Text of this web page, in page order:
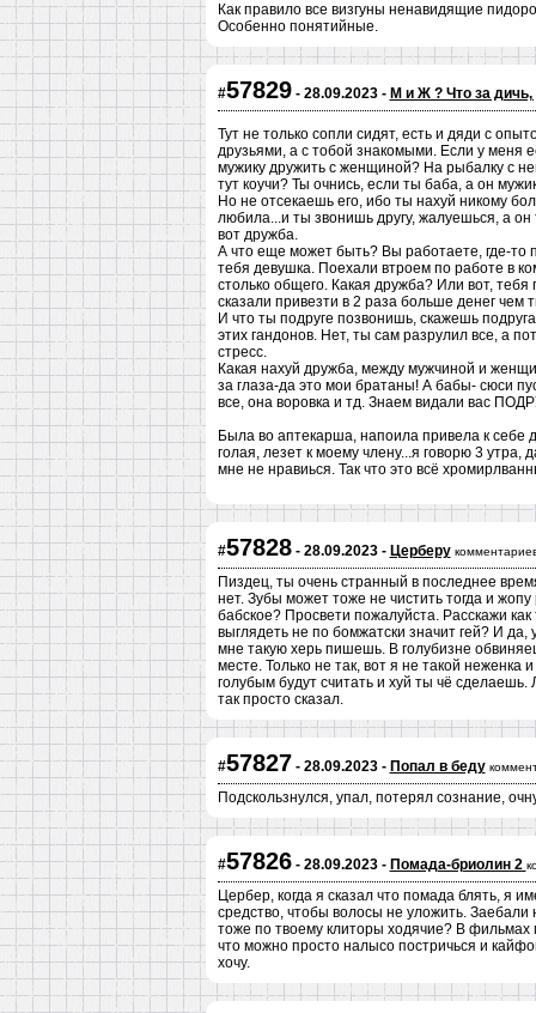
Как правило все визгуны ненавидящие
Особенно понятийные.
#57829- 28.09.2023 - М и Ж ? Что за
Тут не только сопли сидят, есть и дяди с
друзьями, а с тобой знакомыми. Если у меня
мужику дружить с женщиной? На рыбалку с
тут коучи? Ты очнись, если ты баба, а он
Но не отсекаешь его, ибо ты нахуй никому
любила...и ты звонишь другу, жалуешься, а
вот дружба.
А что еще может быть? Вы работаете, где-то
тебя девушка. Поехали втроем по работе в
столько общего. Какая дружба? Или вот,
сказали привезти в 2 раза больше денег чем
И что ты подруге позвонишь, скажешь
этих гандонов. Нет, ты сам разрулил все, а
стресс.
Какая нахуй дружба, между мужчиной и
за глаза-да это мои братаны! А бабы- сюси
все, она воровка и тд. Знаем видали вас
Была во аптекарша, напоила привела к
голая, лезет к моему члену...я говорю 3 утра,
мне не нравиься. Так что это всё
#57828- 28.09.2023 - Церберу
Пиздец, ты очень странный в последнее
нет. Зубы может тоже не чистить тогда и
бабское? Просвети пожалуйста. Расскажи
выглядеть не по бомжатски значит гей? И
мне такую херь пишешь. В голубизне
месте. Только не так, вот я не такой неженка
голубым будут считать и хуй ты чё
так просто сказал.
#57827 - 28.09.2023 - Попал в беду
Подскользнулся, упал, потерял сознание,
#57826- 28.09.2023 - Помада-бриолин 2
Цербер, когда я сказал что помада блять, я
средство, чтобы волосы не уложить.
тоже по твоему клиторы ходячие? В фильмах
что можно просто налысо постричься и
хочу.